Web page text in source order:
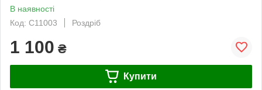
В наявності
Код: C11003
Роздріб
1 100 ₴
Купити